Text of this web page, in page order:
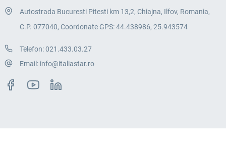
Autostrada Bucuresti Pitesti km 13,2, Chiajna, Ilfov, Romania,
C.P. 077040, Coordonate GPS: 44.438986, 25.943574
Telefon:021.433.03.27
Email: info@italiastar.ro